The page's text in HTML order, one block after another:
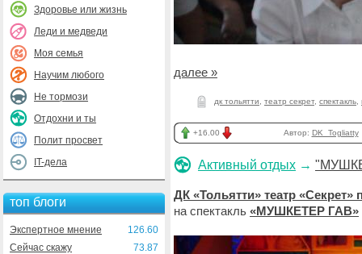
Здоровье или жизнь
Леди и медведи
Моя семья
Научим любого
Не тормози
Отдохни и ты
Полит просвет
IT-дела
топ блоги
Экспертное мнение
126.60
Сейчас скажу
73.87
далее »
дк тольятти театр секрет, спектакль
+16.00 Автор: DK_Togliatty
Активный отдых →
ДК «Тольятти» театр «Секрет»
на спектакль «МУШКЕТЕР ГАВ»